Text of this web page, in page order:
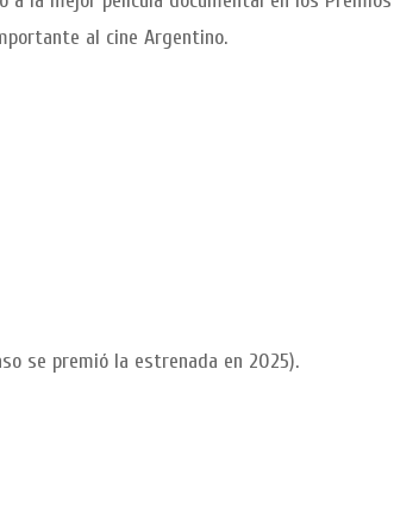
al cine Argentino.
se premió la estrenada en 2025).